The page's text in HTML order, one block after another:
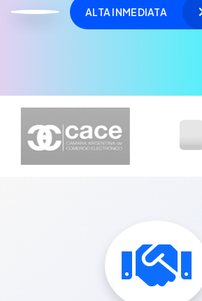
ALTA INMEDIATA